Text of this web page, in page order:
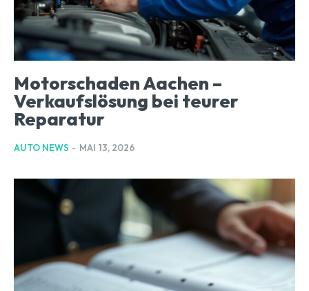
Motorschaden Aachen –
Verkaufslösung bei teurer
Reparatur
AUTO NEWS - MAI 13, 2026